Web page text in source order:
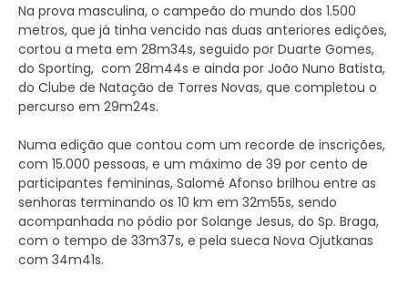
Na prova masculina, o campeão do mundo dos 1.500
metros, que já tinha vencido nas duas anteriores edições,
cortou a meta em 28m34s, seguido por Duarte Gomes,
do Sporting, com 28m44s e ainda por João Nuno Batista,
do Clube de Natação de Torres Novas, que completou o
percurso em 29m24s.
Numa edição que contou com um recorde de inscrições,
com 15.000 pessoas, e um máximo de 39 por cento de
participantes femininas, Salomé Afonso brilhou entre as
senhoras terminando os 10 km em 32m55s, sendo
acompanhada no pódio por Solange Jesus, do Sp. Braga,
com o tempo de 33m37s, e pela sueca Nova Ojutkanas
com 34m41s.